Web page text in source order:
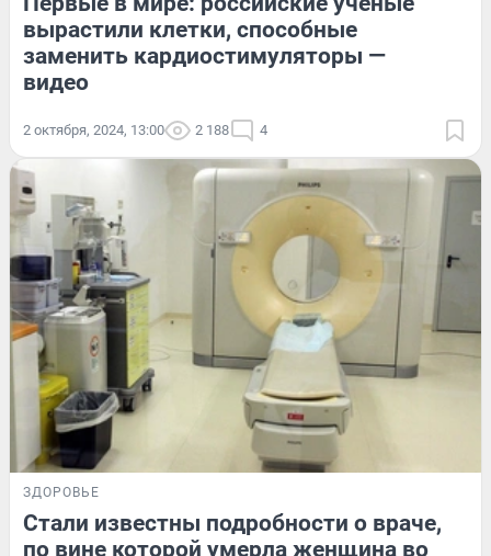
вырастили клетки, способные
заменить кардиостимуляторы —
видео
2 октября, 2024, 13:00 2 188 4
ЗДОРОВЬЕ
Стали известны подробности о враче,
по вине которой умерла женщина во